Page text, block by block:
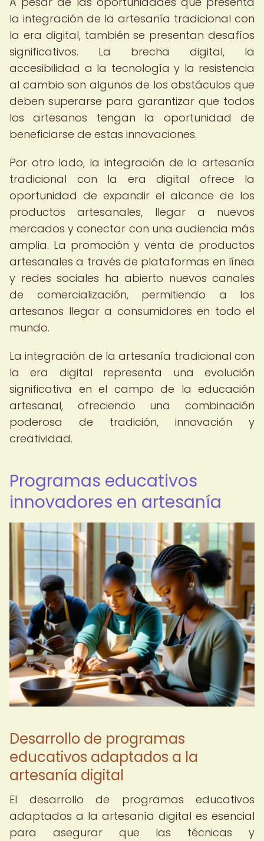
la integración de la artesanía tradicional con
la era digital, también se presentan desafíos
significativos. La brecha digital, la
accesibilidad a la tecnología y la resistencia
al cambio son algunos de los obstáculos que
deben superarse para garantizar que todos
los artesanos tengan la oportunidad de
beneficiarse de estas innovaciones.
Por otro lado, la integración de la artesanía
tradicional con la era digital ofrece la
oportunidad de expandir el alcance de los
productos artesanales, llegar a nuevos
mercados y conectar con una audiencia más
amplia. La promoción y venta de productos
artesanales a través de plataformas en línea
y redes sociales ha abierto nuevos canales
de comercialización, permitiendo a los
artesanos llegar a consumidores en todo el
mundo.
La integración de la artesanía tradicional con
la era digital representa una evolución
significativa en el campo de la educación
artesanal, ofreciendo una combinación
poderosa de tradición, innovación y
creatividad.
Programas educativos
innovadores en artesanía
Desarrollo de programas
educativos adaptados a la
artesanía digital
El desarrollo de programas educativos
adaptados a la artesanía digital es esencial
para asegurar que las técnicas y